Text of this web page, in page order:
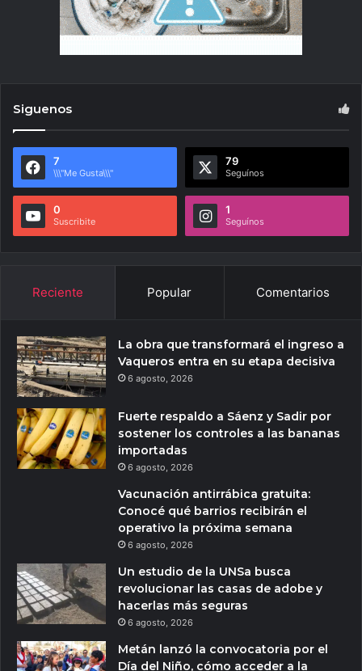
Siguenos
7
\\\"Me Gusta\\\"
79
Seguínos
0
Suscribite
1
Seguínos
Reciente Popular Comentarios
La obra que transformará el ingreso a
Vaqueros entra en su etapa decisiva
6 agosto, 2026
Fuerte respaldo a Sáenz y Sadir por
sostener los controles a las bananas
importadas
6 agosto, 2026
Vacunación antirrábica gratuita:
Conocé qué barrios recibirán el
operativo la próxima semana
6 agosto, 2026
Un estudio de la UNSa busca
revolucionar las casas de adobe y
hacerlas más seguras
6 agosto, 2026
Metán lanzó la convocatoria por el
Día del Niño, cómo acceder a la